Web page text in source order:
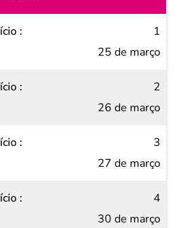
1
25 de março
2
26 de março
3
27 de março
4
30 de março